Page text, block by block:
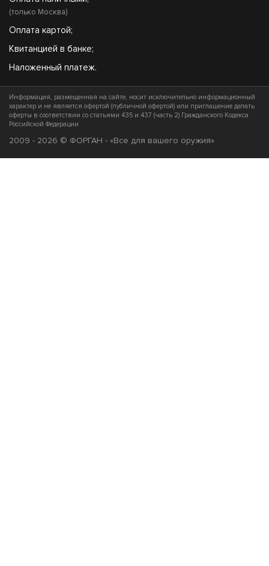
(только Москва)
Оплата картой;
Квитанцией в банке;
Наложенный платеж.
Информация, размещенная на сайте, носит исключительно информационный
характер и не является офертой (публичной офертой) или приглашение делать
оферты в соответствии со статьями 435 и 437 (часть 2) Гражданского Кодекса
Российской Федерации
2009 - 2026 © ФОРГАН - «Все для вашего оружия»